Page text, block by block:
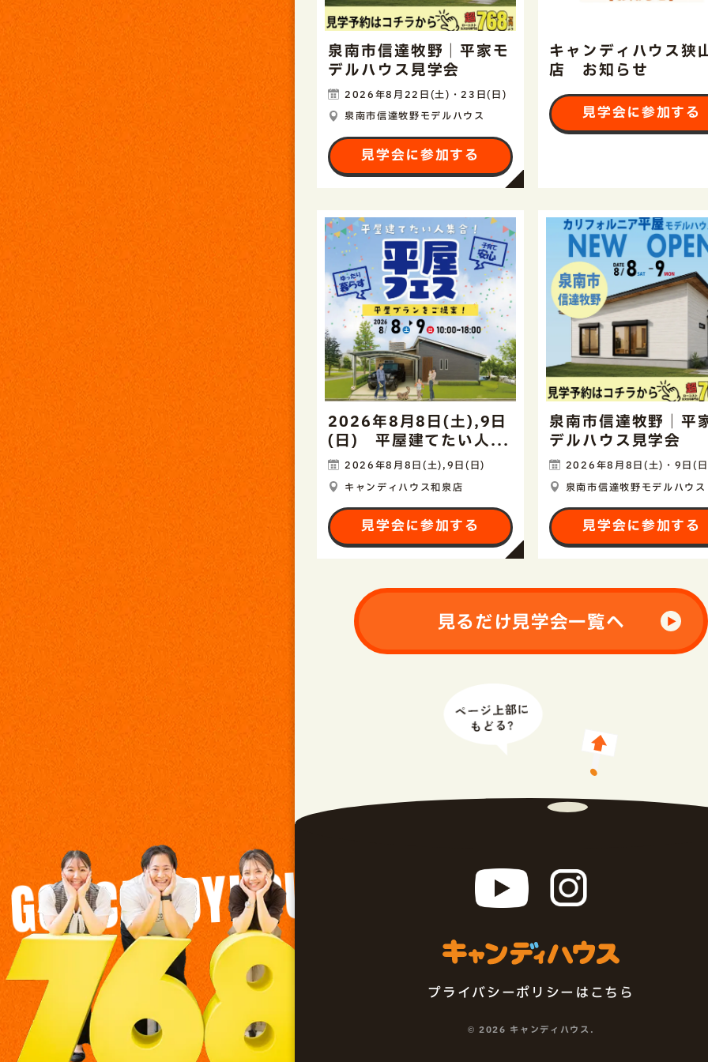
GO!!CANDYHOUSE
泉南市信達牧野｜平家モ
デルハウス見学会
2026年8月22日(土)・23日(日)
泉南市信達牧野モデルハウス
見学会に参加する
キャンディハウス狭
店 お知らせ
見学会に参加する
2026年8月8日(土),9日
(日) 平屋建てたい人...
2026年8月8日(土),9日(日)
キャンディハウス和泉店
見学会に参加する
泉南市信達牧野｜平
デルハウス見学会
2026年8月8日(土)・9日(
泉南市信達牧野モデルハウス
見学会に参加する
見るだけ見学会一覧へ
プライバシーポリシー はこちら
© 2026 キャンディハウス.